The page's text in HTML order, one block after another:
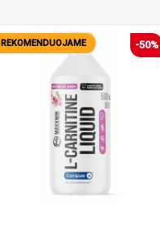
REKOMENDUOJAME -50%